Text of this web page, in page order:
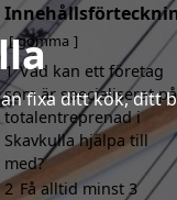
fixa ditt kök, ditt
gömma
1 Vad kan ett företag
som är specialiserat på
totalentreprenad i
Skavkulla hjälpa till
med?
2 Få alltid minst 3